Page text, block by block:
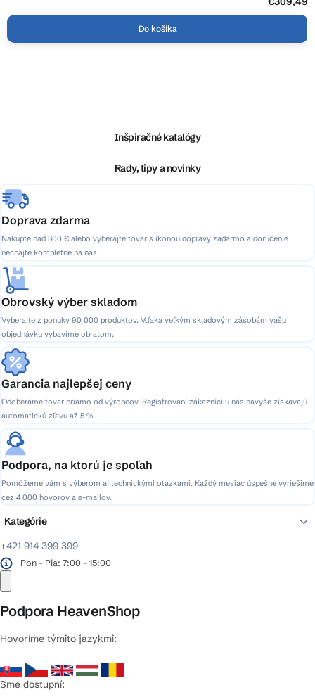
Do košíka
e
Inšpiračné katalógy
Rady, tipy a novinky
Doprava zdarma
Nakúpte nad 300 € alebo vyberajte tovar s ikonou dopravy zadarmo a doručenie
nechajte kompletne na nás.
Obrovský výber skladom
Vyberajte z ponuky 90 000 produktov. Vďaka veľkým skladovým zásobám vašu
objednávku vybavíme obratom.
Garancia najlepšej ceny
Odoberáme tovar priamo od výrobcov. Registrovaní zákazníci u nás navyše získavajú
automatickú zľavu až 5 %.
Podpora, na ktorú je spoľah
Pomôžeme vám s výberom aj technickými otázkami. Každý mesiac úspešne vyriešime
cez 4 000 hovorov a e-mailov.
+421 914 399 399
Pon - Pia: 7:00 - 15:00
Podpora HeavenShop
Hovoríme týmito jazykmi:
Sme dostupní:
Kategórie